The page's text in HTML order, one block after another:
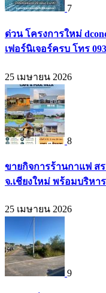
7
ด่วน โครงการใหม่
เฟอร์นิเจอร์ครบ โทร
25 เมษายน 2026
8
ขายกิจการร้านกาแฟ ส
จ.เชียงใหม่ พร้อมบริหาร
25 เมษายน 2026
9